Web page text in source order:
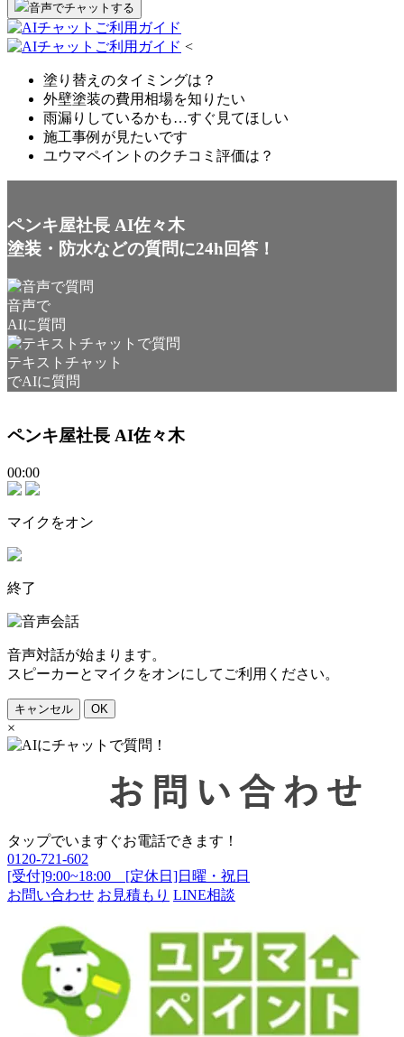
音声でチャット する
<
塗り替えのタイミングは？
外壁塗装の費用相場を知りたい
雨漏りしているかも…すぐ見てほしい
施工事例が見たいです
ユウマペイントのクチコミ評価は？
ペンキ屋社長 AI佐々木
塗装・防水などの質問に24h回答！
音声で
AIに質問
テキストチャット
でAIに質問
ペンキ屋社長 AI佐々木
00:00
マイクをオン
終了
音声対話が始まります。
スピーカーとマイクをオンにしてご利用ください。
キャンセル OK
×
タップでいますぐお電話できます！
0120-721-602
[受付]9:00~18:00 [定休日]日曜・祝日
お問い合わせ お見積もり LINE相談